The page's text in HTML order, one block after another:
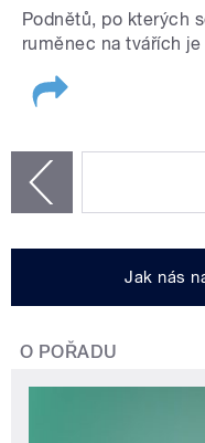
Podnětů, po kterých
ruměnec na tvářích
Jak nás
O POŘADU